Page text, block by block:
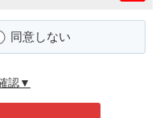
同意しない
認▼